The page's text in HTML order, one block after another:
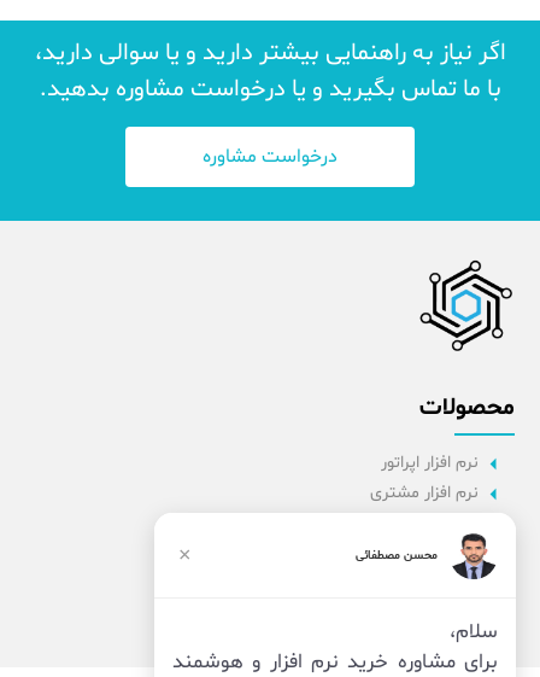
اگر نیاز به راهنمایی بیشتر دارید و یا سوالی دارید،
با ما تماس بگیرید و یا درخواست مشاوره بدهید.
درخواست مشاوره
محصولات
نرم افزار اپراتور
نرم افزار مشتری
نرم افزار راننده
پنل مدیریت
محسن مصطفائی ×
سلام،
برای مشاوره خرید نرم افزار و هوشمند